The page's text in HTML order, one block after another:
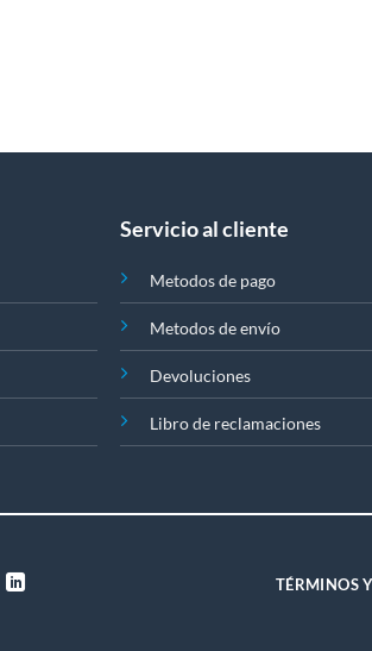
Servicio al cliente
Metodos de pago
Metodos de envío
Devoluciones
Libro de reclamaciones
TÉRMINOS